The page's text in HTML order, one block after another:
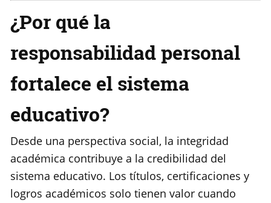
¿Por qué la
responsabilidad personal
fortalece el sistema
educativo?
Desde una perspectiva social, la integridad
académica contribuye a la credibilidad del
sistema educativo. Los títulos, certificaciones y
logros académicos solo tienen valor cuando